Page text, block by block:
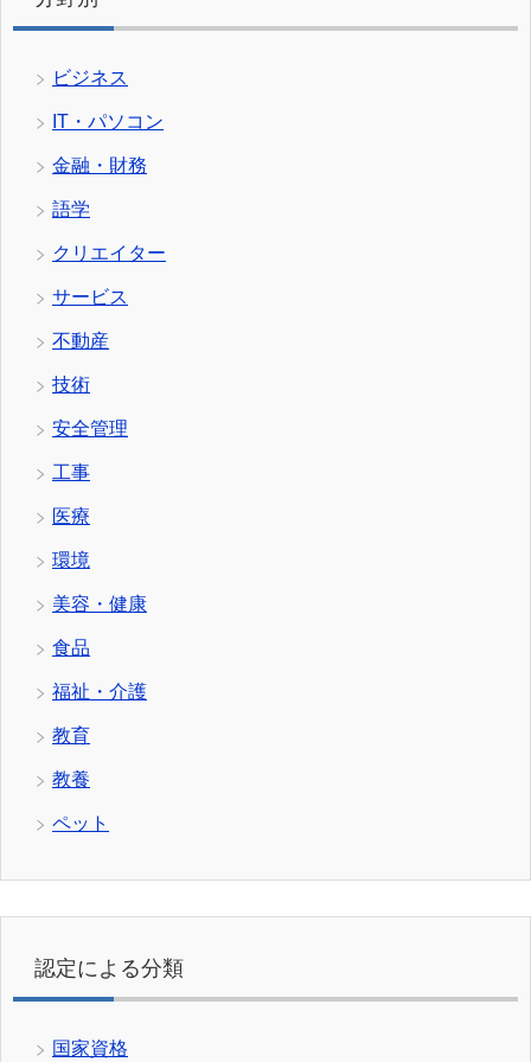
ビジネス
IT・パソコン
金融・財務
語学
クリエイター
サービス
不動産
技術
安全管理
工事
医療
環境
美容・健康
食品
福祉・介護
教育
教養
ペット
認定による分類
国家資格